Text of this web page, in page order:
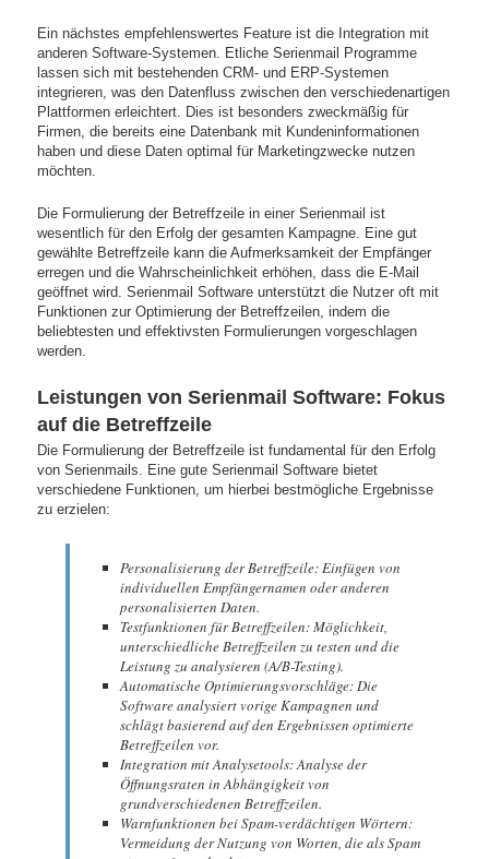
Ein nächstes empfehlenswertes Feature ist die Integration mit
anderen Software-Systemen. Etliche Serienmail Programme
lassen sich mit bestehenden CRM- und ERP-Systemen
integrieren, was den Datenfluss zwischen den verschiedenartigen
Plattformen erleichtert. Dies ist besonders zweckmäßig für
Firmen, die bereits eine Datenbank mit Kundeninformationen
haben und diese Daten optimal für Marketingzwecke nutzen
möchten.
Die Formulierung der Betreffzeile in einer Serienmail ist
wesentlich für den Erfolg der gesamten Kampagne. Eine gut
gewählte Betreffzeile kann die Aufmerksamkeit der Empfänger
erregen und die Wahrscheinlichkeit erhöhen, dass die E-Mail
geöffnet wird. Serienmail Software unterstützt die Nutzer oft mit
Funktionen zur Optimierung der Betreffzeilen, indem die
beliebtesten und effektivsten Formulierungen vorgeschlagen
werden.
Leistungen von Serienmail Software: Fokus
auf die Betreffzeile
Die Formulierung der Betreffzeile ist fundamental für den Erfolg
von Serienmails. Eine gute Serienmail Software bietet
verschiedene Funktionen, um hierbei bestmögliche Ergebnisse
zu erzielen:
Personalisierung der Betreffzeile: Einfügen von
individuellen Empfängernamen oder anderen
personalisierten Daten.
Testfunktionen für Betreffzeilen: Möglichkeit,
unterschiedliche Betreffzeilen zu testen und die
Leistung zu analysieren (A/B-Testing).
Automatische Optimierungsvorschläge: Die
Software analysiert vorige Kampagnen und
schlägt basierend auf den Ergebnissen optimierte
Betreffzeilen vor.
Integration mit Analysetools: Analyse der
Öffnungsraten in Abhängigkeit von
grundverschiedenen Betreffzeilen.
Warnfunktionen bei Spam-verdächtigen Wörtern:
Vermeidung der Nutzung von Worten, die als Spam